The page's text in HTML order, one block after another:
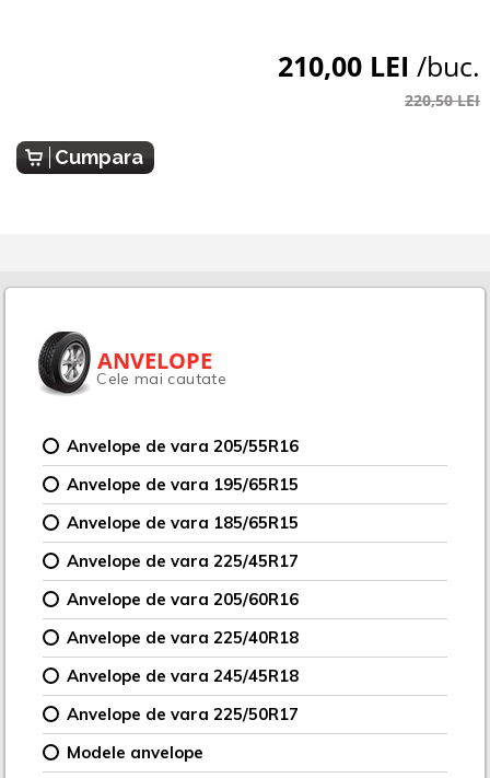
210,00 LEI /buc.
220,50 LEI
Cumpara
ANVELOPE
Cele mai cautate
Anvelope de vara 205/55R16
Anvelope de vara 195/65R15
Anvelope de vara 185/65R15
Anvelope de vara 225/45R17
Anvelope de vara 205/60R16
Anvelope de vara 225/40R18
Anvelope de vara 245/45R18
Anvelope de vara 225/50R17
Modele anvelope